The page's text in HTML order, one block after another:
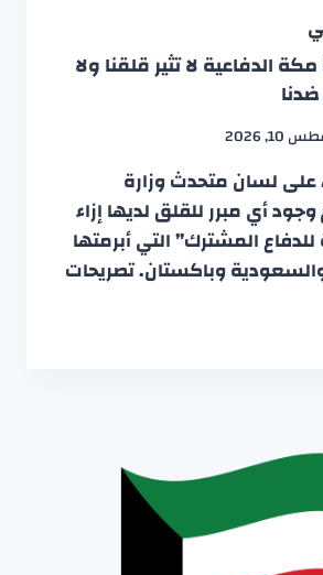
الدفاعية لا تثير قلقنا ولا
2026
لسان متحدث وزارة
أي مبرر للقلق لديها إزاء
المشترك” التي أبرمتها
وباكستان. تصريحات